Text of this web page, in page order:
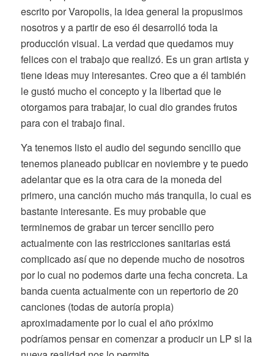
escrito por Varopolis, la idea general la propusimos
nosotros y a partir de eso él desarrolló toda la
producción visual. La verdad que quedamos muy
felices con el trabajo que realizó. Es un gran artista y
tiene ideas muy interesantes. Creo que a él también
le gustó mucho el concepto y la libertad que le
otorgamos para trabajar, lo cual dio grandes frutos
para con el trabajo final.
Ya tenemos listo el audio del segundo sencillo que
tenemos planeado publicar en noviembre y te puedo
adelantar que es la otra cara de la moneda del
primero, una canción mucho más tranquila, lo cual es
bastante interesante. Es muy probable que
terminemos de grabar un tercer sencillo pero
actualmente con las restricciones sanitarias está
complicado así que no depende mucho de nosotros
por lo cual no podemos darte una fecha concreta. La
banda cuenta actualmente con un repertorio de 20
canciones (todas de autoría propia)
aproximadamente por lo cual el año próximo
podríamos pensar en comenzar a producir un LP si la